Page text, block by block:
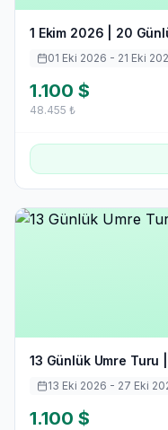
1 Ekim 2026 | 20
01 Eki 2026 - 21 Eki
1.100 $
48.455 ₺
13 Günlük Umre Turu
13 Eki 2026 - 27 Eki
1.100 $